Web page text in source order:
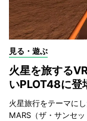
見る・遊ぶ
火星を旅する
いPLOT48に登
火星旅行をテーマに
MARS（ザ・サンセ